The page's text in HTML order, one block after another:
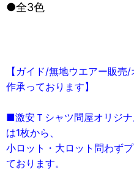
●全3色
【ガイド/無地ウエアー販
作承っております】
■激安Ｔシャツ問屋オリジ
は1枚から、
小ロット・大ロット問わず
ております。